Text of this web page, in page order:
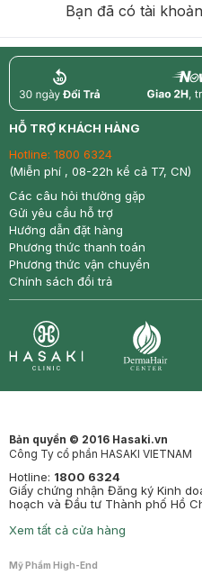
Bạn đã có tài
return nowfree
HỖ TRỢ KHÁCH HÀNG
Hotline: 1800 6324
(Miễn phí , 08-22h kể cả T7, CN)
Các câu hỏi thường gặp
Gửi yêu cầu hỗ trợ
Hướng dẫn đặt hàng
Phương thức thanh toán
Phương thức vận chuyển
Chính sách đổi trả
Bản quyền © 2016 Hasaki.vn
Công Ty cổ phần HASAKI VIETNAM
Hotline: 1800 6324
Giấy chứng nhận Đăng ký Kinh
hoạch và Đầu tư Thành phố Hồ
Xem tất cả cửa hàng
Mỹ Phẩm High-End